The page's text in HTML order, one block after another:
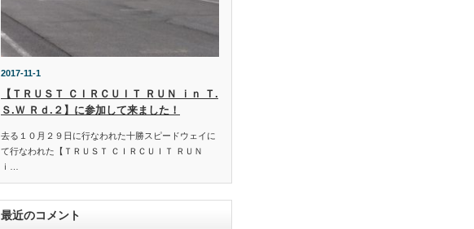
2017-11-1
【ＴＲＵＳＴ ＣＩＲＣＵＩＴ ＲＵＮ ｉｎ Ｔ.
Ｓ.Ｗ Ｒｄ.２】に参加して来ました！
去る１０月２９日に行なわれた十勝スピードウェイに
て行なわれた【ＴＲＵＳＴ ＣＩＲＣＵＩＴ ＲＵＮ
ｉ…
最近のコメント